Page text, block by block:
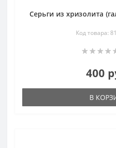
Серьги из хризолита
Код товара:
400
В